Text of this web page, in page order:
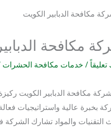
مكافحة
/ خدمات مكافحة الحشرات
مكافحة الدبابير الكويت
بخبرة عالية واستراتيجيات
التقنيات والمواد تشارك